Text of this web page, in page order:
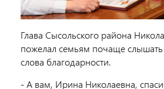
Глава Сысольского района
пожелал семьям почаще слышать
слова благодарности.
- А вам, Ирина Николаевна,